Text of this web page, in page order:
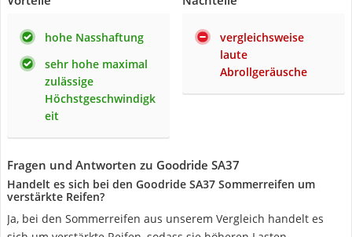
hohe Nasshaftung
sehr hohe maximal
zulässige
Höchstgeschwindigk
eit
vergleichsweise
laute
Abrollgeräusche
Fragen und Antworten zu Goodride SA37
Handelt es sich bei den Goodride SA37 Sommerreifen um
verstärkte Reifen?
Ja, bei den Sommerreifen aus unserem Vergleich handelt es